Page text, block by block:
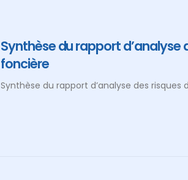
Synthèse du rapport
foncière
Synthèse du rapport d’analyse des